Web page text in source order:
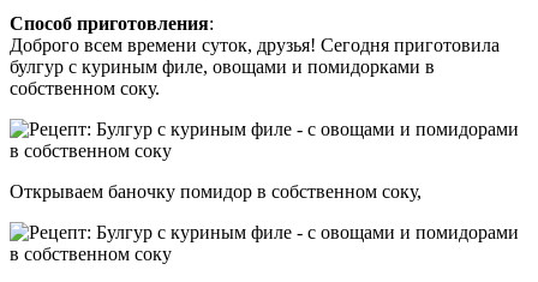
Способ приготовления:
Доброго всем времени суток, друзья! Сегодня приготовила
булгур с куриным филе, овощами и помидорками в
собственном соку.
Открываем баночку помидор в собственном соку,